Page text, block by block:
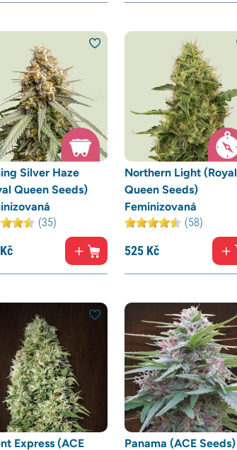
Silver Haze
Queen Seeds)
(35)
Kč
Northern Light (Royal
Queen Seeds)
Feminizovaná
(58)
525 Kč
Express (ACE
Panama (ACE Seeds)